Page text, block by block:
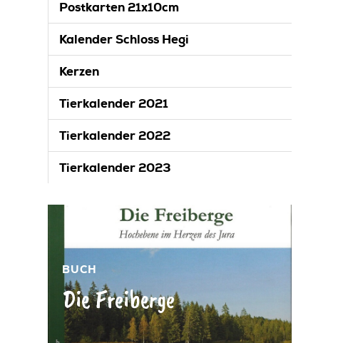
Postkarten 21x10cm
Kalender Schloss Hegi
Kerzen
Tierkalender 2021
Tierkalender 2022
Tierkalender 2023
BUCH
Die Freiberge